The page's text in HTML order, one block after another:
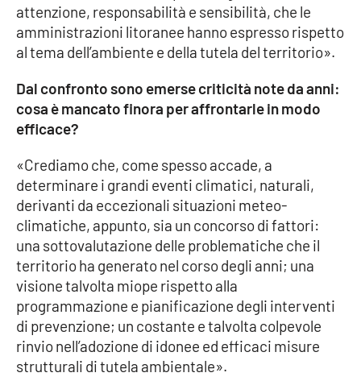
Lacplay.it
Lactv.it
Laconair.it
Lacitymag.it
Lacapitalenews.it
Ilreggino.it
Cosenzachannel.it
Ilvibonese.it
Catanzarochannel.it
attenzione, responsabilità e sensibilità, che le
amministrazioni litoranee hanno espresso rispetto
al tema dell’ambiente e della tutela del territorio».
Dal confronto sono emerse criticità note da anni:
cosa è mancato finora per affrontarle in modo
efficace?
«Crediamo che, come spesso accade, a
determinare i grandi eventi climatici, naturali,
derivanti da eccezionali situazioni meteo-
climatiche, appunto, sia un concorso di fattori:
una sottovalutazione delle problematiche che il
territorio ha generato nel corso degli anni; una
visione talvolta miope rispetto alla
programmazione e pianificazione degli interventi
di prevenzione; un costante e talvolta colpevole
rinvio nell’adozione di idonee ed efficaci misure
strutturali di tutela ambientale».